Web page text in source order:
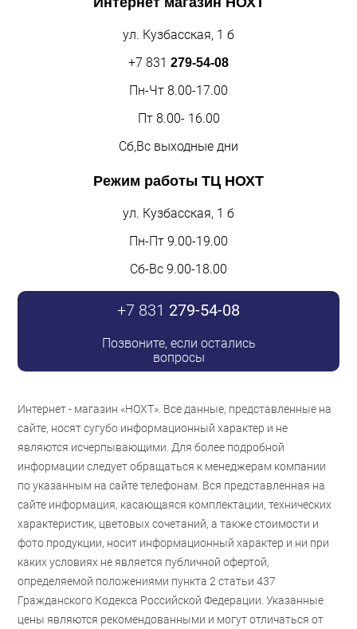
ул. Кузбасская, 1 б
+7 831 279-54-08
Пн-Чт 8.00-17.00
Пт 8.00- 16.00
Сб,Вс выходные дни
Режим работы ТЦ НОХТ
ул. Кузбасская, 1 б
Пн-Пт 9.00-19.00
Сб-Вс 9.00-18.00
+7 831 279-54-08
Позвоните, если остались
вопросы
Интернет - магазин «НОХТ». Все данные, представленные на
сайте, носят сугубо информационный характер и не
являются исчерпывающими. Для более подробной
информации следует обращаться к менеджерам компании
по указанным на сайте телефонам. Вся представленная на
сайте информация, касающаяся комплектации, технических
характеристик, цветовых сочетаний, а также стоимости и
фото продукции, носит информационный характер и ни при
каких условиях не является публичной офертой,
определяемой положениями пункта 2 статьи 437
Гражданского Кодекса Российской Федерации. Указанные
цены являются рекомендованными и могут отличаться от